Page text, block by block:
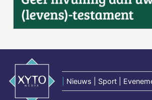
Nieuws | Sport |